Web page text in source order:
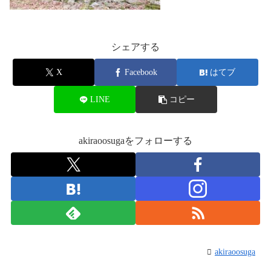
シェアする
X Facebook はてブ
LINE コピー
akiraoosugaをフォローする
akiraoosuga